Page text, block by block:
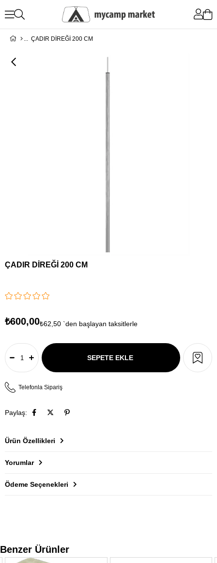
ÇADIR DİREĞİ 200 CM
ÇADIR DİREĞİ 200 CM
₺600,00₺62,50 `den başlayan taksitlerle
Telefonla Sipariş
Paylaş:
Ürün Özellikleri
Yorumlar
Ödeme Seçenekleri
Benzer Ürünler